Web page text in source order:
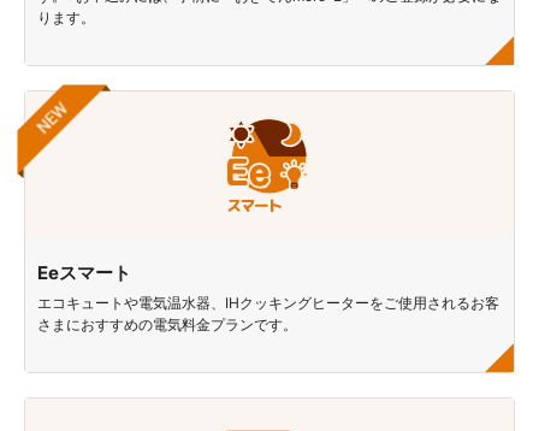
ります。
Eeスマート
エコキュートや電気温水器、IHクッキングヒーターをご使用されるお客
さまにおすすめの電気料金プランです。